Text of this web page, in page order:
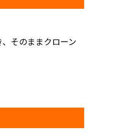
そのままクローン